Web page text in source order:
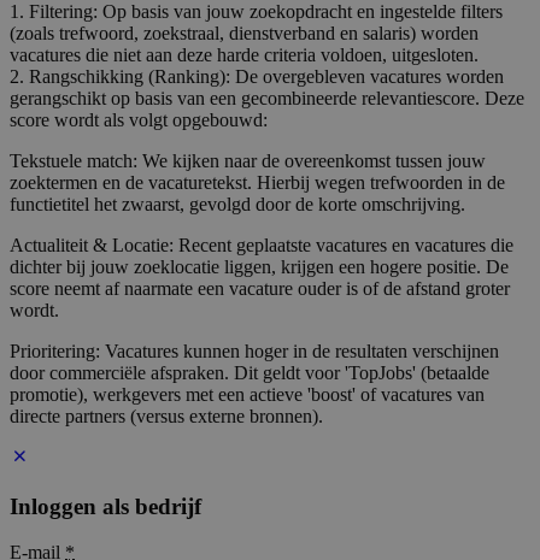
1. Filtering: Op basis van jouw zoekopdracht en ingestelde filters
(zoals trefwoord, zoekstraal, dienstverband en salaris) worden
vacatures die niet aan deze harde criteria voldoen, uitgesloten.
2. Rangschikking (Ranking): De overgebleven vacatures worden
gerangschikt op basis van een gecombineerde relevantiescore. Deze
score wordt als volgt opgebouwd:
Tekstuele match: We kijken naar de overeenkomst tussen jouw
zoektermen en de vacaturetekst. Hierbij wegen trefwoorden in de
functietitel het zwaarst, gevolgd door de korte omschrijving.
Actualiteit & Locatie: Recent geplaatste vacatures en vacatures die
dichter bij jouw zoeklocatie liggen, krijgen een hogere positie. De
score neemt af naarmate een vacature ouder is of de afstand groter
wordt.
Prioritering: Vacatures kunnen hoger in de resultaten verschijnen
door commerciële afspraken. Dit geldt voor 'TopJobs' (betaalde
promotie), werkgevers met een actieve 'boost' of vacatures van
directe partners (versus externe bronnen).
Inloggen als bedrijf
E-mail *